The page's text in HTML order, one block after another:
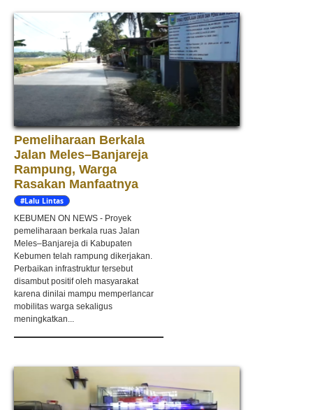
Pemeliharaan Berkala
Jalan Meles–Banjareja
Rampung, Warga
Rasakan Manfaatnya
#Lalu Lintas
KEBUMEN ON NEWS - Proyek
pemeliharaan berkala ruas Jalan
Meles–Banjareja di Kabupaten
Kebumen telah rampung dikerjakan.
Perbaikan infrastruktur tersebut
disambut positif oleh masyarakat
karena dinilai mampu memperlancar
mobilitas warga sekaligus
meningkatkan...